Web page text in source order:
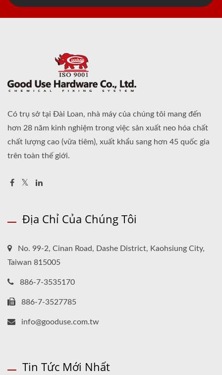
Có trụ sở tại Đài Loan, nhà máy của chúng tôi mang đến
hơn 28 năm kinh nghiệm trong việc sản xuất neo hóa chất
chất lượng cao (vữa tiêm), xuất khẩu sang hơn 45 quốc gia
trên toàn thế giới.
Địa Chỉ Của Chúng Tôi
No. 99-2, Cinan Road, Dashe District, Kaohsiung City,
Taiwan 815005
886-7-3535170
886-7-3527785
info@gooduse.com.tw
Tin Tức Mới Nhất